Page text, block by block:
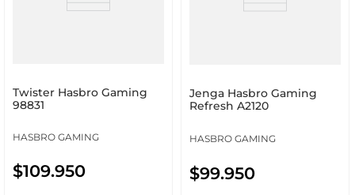
Twister Hasbro Gaming
98831
HASBRO GAMING
$109.950
Jenga Hasbro Gaming
Refresh A2120
HASBRO GAMING
$99.950